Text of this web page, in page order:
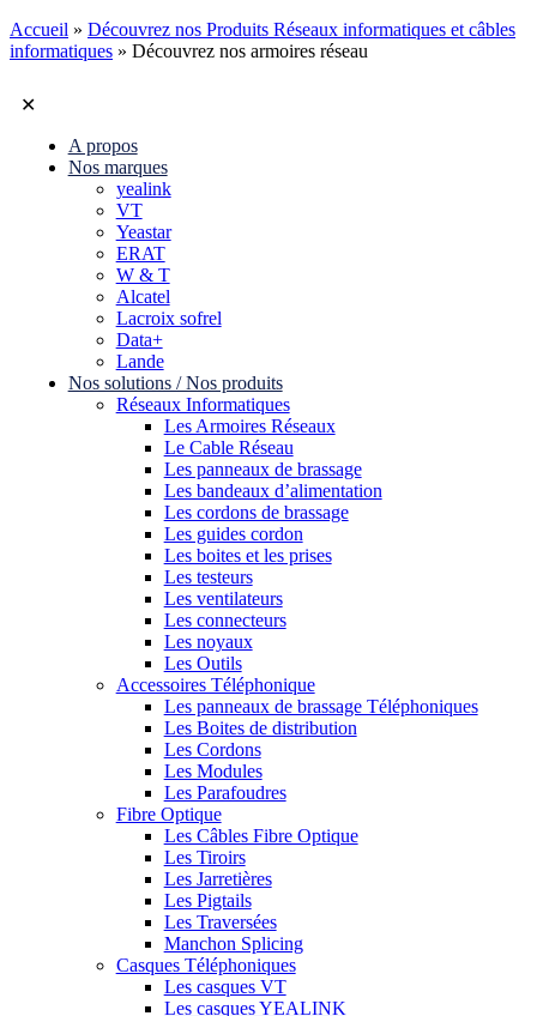
Accueil » Découvrez nos Produits Réseaux informatiques et câbles
informatiques » Découvrez nos armoires réseau
✕
A propos
Nos marques
yealink
VT
Yeastar
ERAT
W & T
Alcatel
Lacroix sofrel
Data+
Lande
Nos solutions / Nos produits
Réseaux Informatiques
Les Armoires Réseaux
Le Cable Réseau
Les panneaux de brassage
Les bandeaux d’alimentation
Les cordons de brassage
Les guides cordon
Les boites et les prises
Les testeurs
Les ventilateurs
Les connecteurs
Les noyaux
Les Outils
Accessoires Téléphonique
Les panneaux de brassage Téléphoniques
Les Boites de distribution
Les Cordons
Les Modules
Les Parafoudres
Fibre Optique
Les Câbles Fibre Optique
Les Tiroirs
Les Jarretières
Les Pigtails
Les Traversées
Manchon Splicing
Casques Téléphoniques
Les casques VT
Les casques YEALINK